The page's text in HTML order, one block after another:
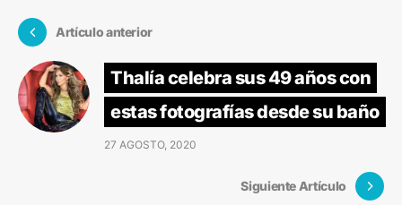
Artículo anterior
Thalía celebra sus 49 años con
estas fotografías desde su baño
27 AGOSTO, 2020
Siguiente Artículo